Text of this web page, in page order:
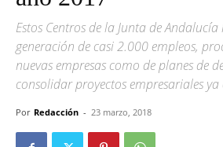
Estos Centros de la Junta de
generación de casi 2.000 empleos,
nuevas empresas como de planes de
consolidar proyectos empresariales ya
Por Redacción - 23 marzo, 2018